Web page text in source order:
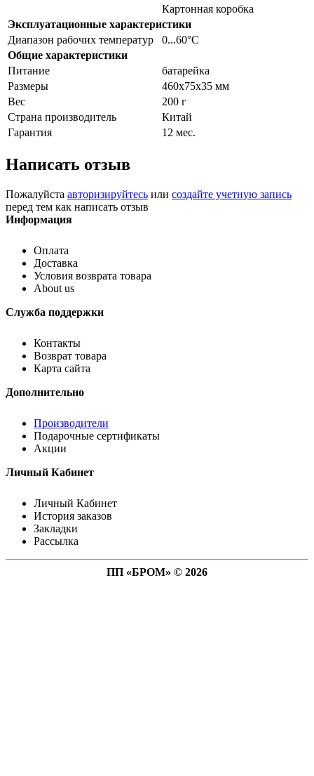
Картонная коробка
Эксплуатационные характеристики
Диапазон рабочих температур
0...60°C
Общие характеристики
Питание
батарейка
Размеры
460х75х35 мм
Вес
200 г
Страна производитель
Китай
Гарантия
12 мес.
Написать отзыв
Пожалуйста авторизируйтесь или создайте учетную запись
перед тем как написать отзыв
Информация
Оплата
Доставка
Условия возврата товара
About us
Служба поддержки
Контакты
Возврат товара
Карта сайта
Дополнительно
Производители
Подарочные сертификаты
Акции
Личный Кабинет
Личный Кабинет
История заказов
Закладки
Рассылка
ПП «БРОМ» © 2026